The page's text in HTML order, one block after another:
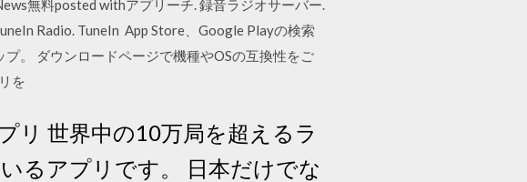
無料posted withアプリーチ. 録音ラジオサーバー.
Radio. TuneIn App Store、Google Playの検索
。 ダウンロードページで機種やOSの互換性をご
を
リ 世界中の10万局を超えるラ
るアプリです。 日本だけでな